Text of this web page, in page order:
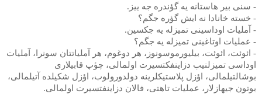
- سنی بیر هاستانه یه گؤندره جه ییز.
- خسته خانادا نه ایش گؤره جگم؟
- آملیات اوداسینی تمیزله یه جکسین.
- عملیات اوتاغینی تمیزله یه جگم؟
- ائوئت، ائوئت، بیلیورموسونوز، هر دوغوم، هر آملیاتتان سونرا، آملیات
اوداسی تمیزلنیب دزاینفکتسیرت اولمالی، چؤپ قابیلاری
بوشالتیلمالی، اؤزل پلاستیکلرینه دولدورولوب، اؤزل شکیلده آتیلمالی،
بوتون جیهازلار، عملیات تاهتی، فالان دزاینفتسیرت اولمالی.